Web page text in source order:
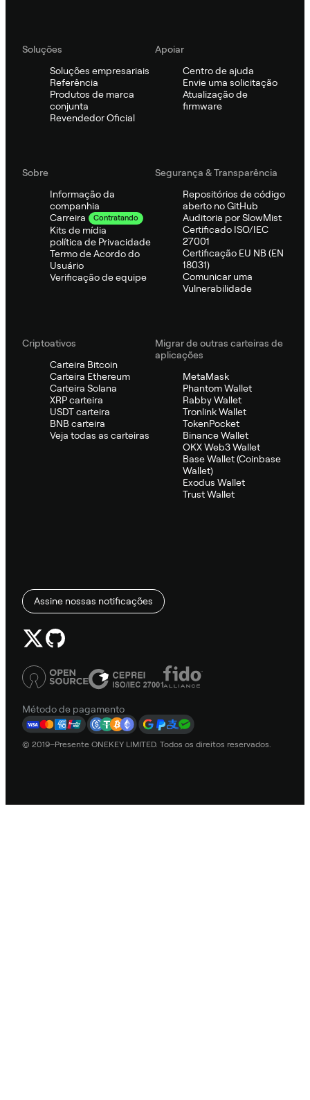
Soluções
Soluções empresariais
Referência
Produtos de marca
conjunta
Revendedor Oficial
Apoiar
Centro de ajuda
Envie uma solicitação
Atualização de
firmware
Sobre
Informação da
companhia
Carreira
Contratando
Kits de mídia
política de Privacidade
Termo de Acordo do
Usuário
Verificação de equipe
Segurança & Transparência
Repositórios de código
aberto no GitHub
Auditoria por SlowMist
Certificado ISO/IEC
27001
Certificação EU NB (EN
18031)
Comunicar uma
Vulnerabilidade
Criptoativos
Carteira Bitcoin
Carteira Ethereum
Carteira Solana
XRP carteira
USDT carteira
BNB carteira
Veja todas as carteiras
Migrar de outras carteiras de
aplicações
MetaMask
Phantom Wallet
Rabby Wallet
Tronlink Wallet
TokenPocket
Binance Wallet
OKX Web3 Wallet
Base Wallet (Coinbase
Wallet)
Exodus Wallet
Trust Wallet
Assine nossas notificações
Método de pagamento
© 2019–Presente ONEKEY LIMITED. Todos os direitos reservados.